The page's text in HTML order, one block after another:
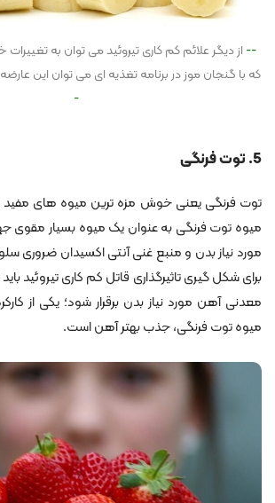
از دیگر علائم کم کاری تیروئید می توان به
که با گنجان موز در برنامه تغذیه ای می توان این
5. توت فرنگی
توت فرنگی یعنی خوش مزه ترین میوه های مفید
مورد نیاز بدن و منبع غنی آنتی اکسیدان ضروری
برای شکل گیری تاثیرگذاری قاتل کم کاری تیروئید
معدنی آهن مورد نیاز بدن برقرار شود؛ یکی از
میوه توت فرنگی، جذب بهتر آهن است.